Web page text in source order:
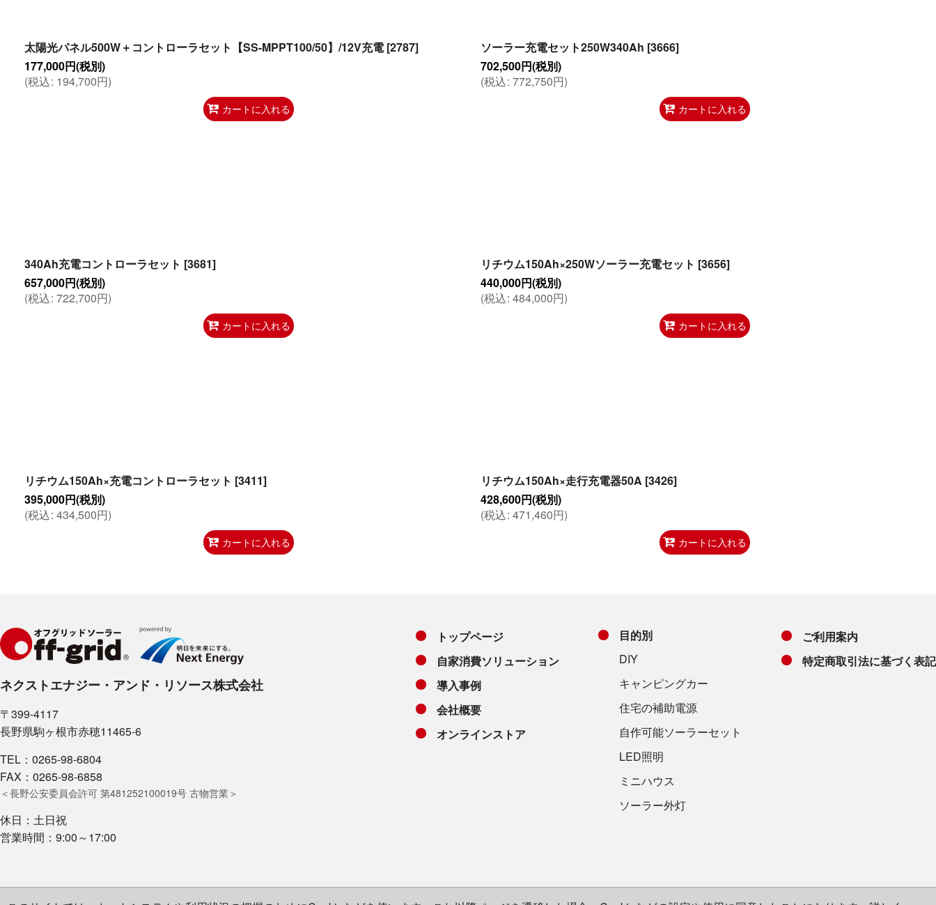
太陽光パネル500W＋コントローラセット【SS-MPPT100/50】/12V充電 [2787]
177,000円(税別)
(税込: 194,700円)
カートに入れる
ソーラー充電セット250W340Ah [3666]
702,500円(税別)
(税込: 772,750円)
カートに入れる
340Ah充電コントローラセット [3681]
657,000円(税別)
(税込: 722,700円)
カートに入れる
リチウム150Ah×250Wソーラー充電セット [3656]
440,000円(税別)
(税込: 484,000円)
カートに入れる
リチウム150Ah×充電コントローラセット [3411]
395,000円(税別)
(税込: 434,500円)
カートに入れる
リチウム150Ah×走行充電器50A [3426]
428,600円(税別)
(税込: 471,460円)
カートに入れる
ネクストエナジー・アンド・リソース株式会社
〒399-4117
長野県駒ヶ根市赤穂11465-6
TEL：0265-98-6804
FAX：0265-98-6858
＜長野公安委員会許可 第481252100019号 古物営業＞
休日：土日祝
営業時間：9:00～17:00
トップページ
自家消費ソリューション
導入事例
会社概要
オンラインストア
目的別
DIY
キャンピングカー
住宅の補助電源
自作可能ソーラーセット
LED照明
ミニハウス
ソーラー外灯
ご利用案内
特定商取引法に基づく表記